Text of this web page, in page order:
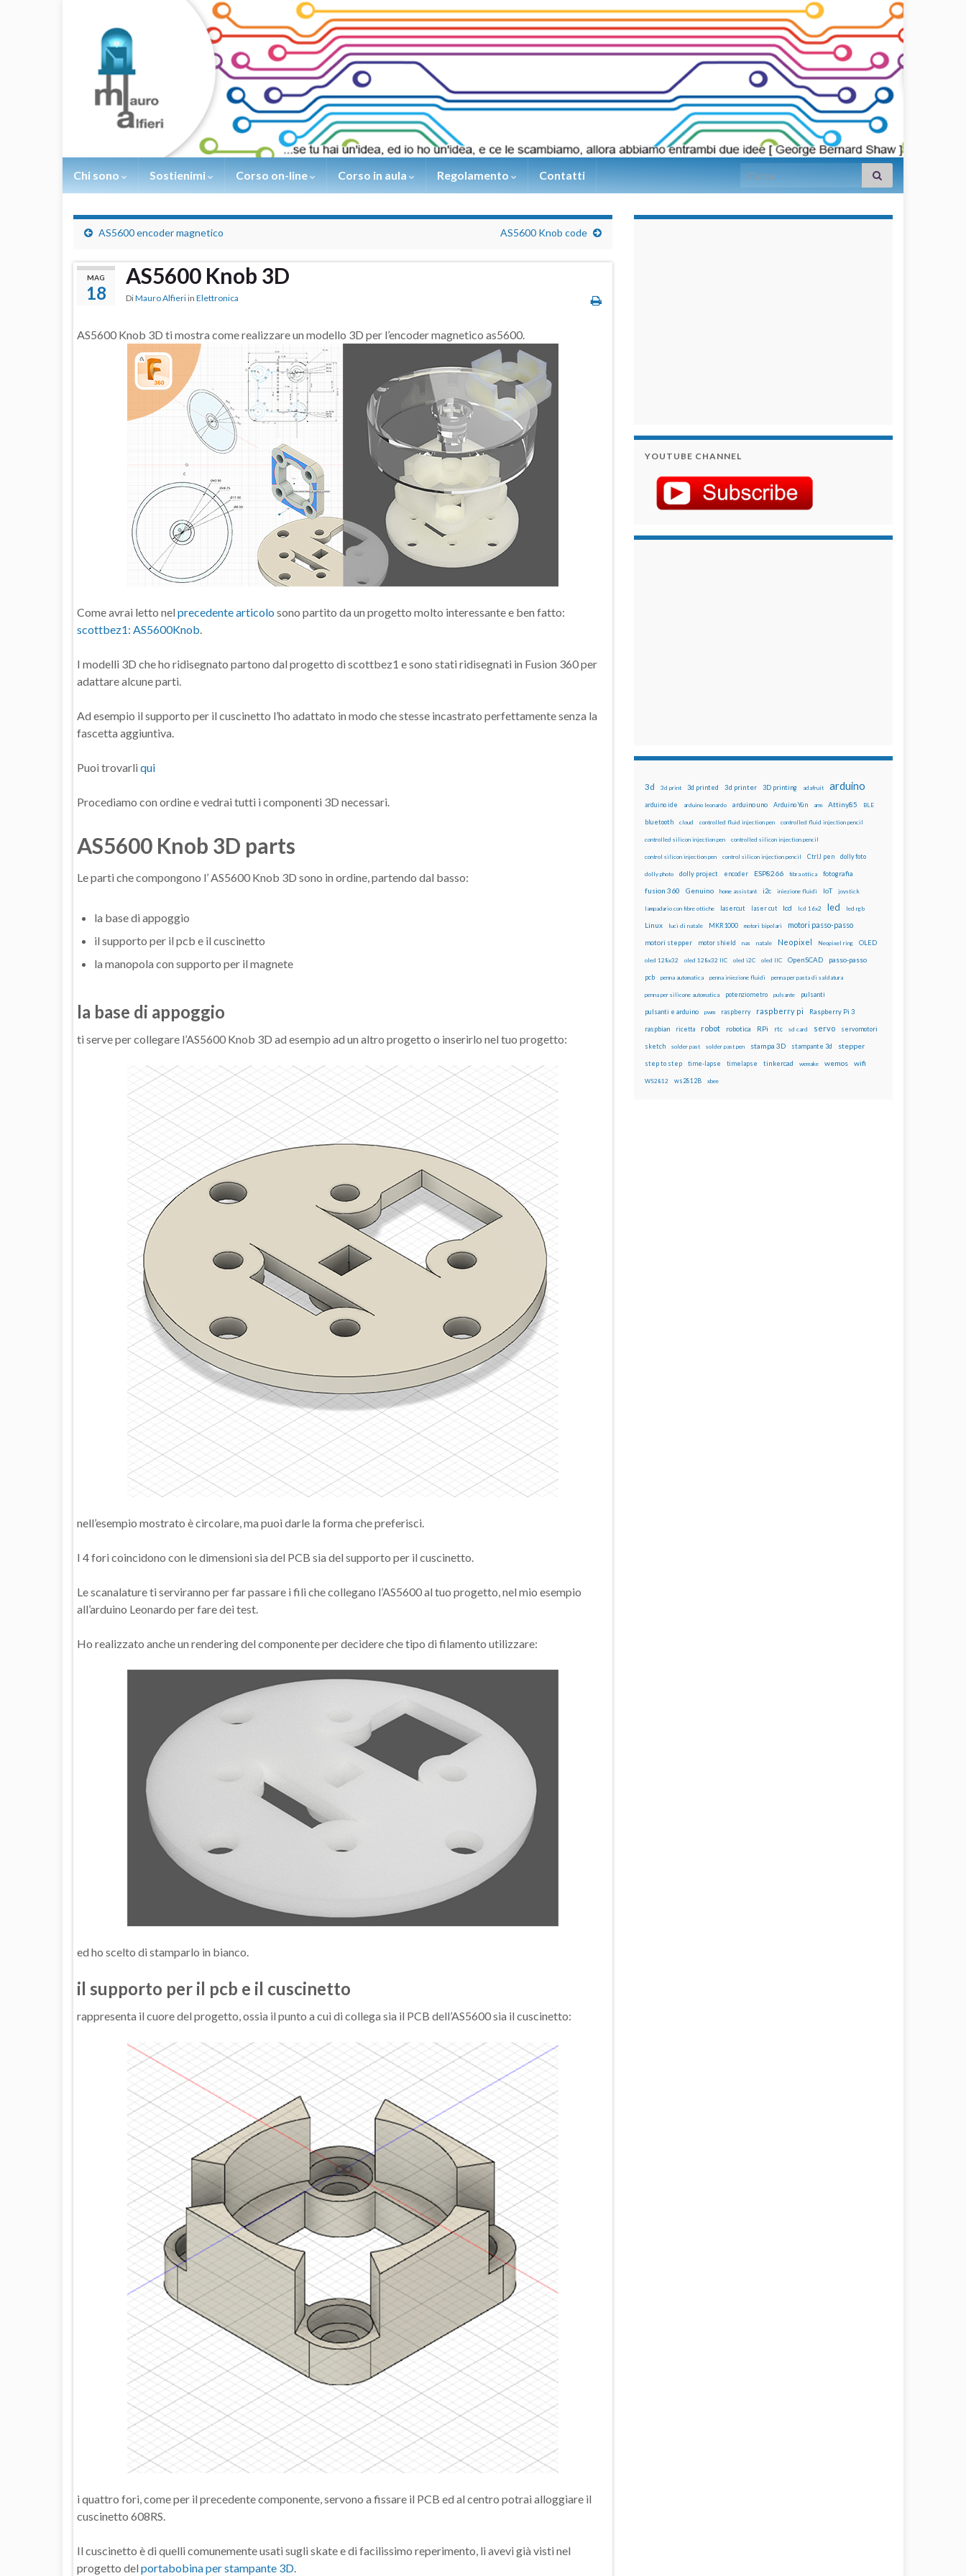
Chi sono Sostienimi Corso on-line Corso in aula Regolamento Contatti Search for:
AS5600 encoder magnetico AS5600 Knob code
MAG
18
AS5600 Knob 3D
DiMauro Alfieri in Elettronica
AS5600 Knob 3D ti mostra come realizzare un modello 3D per l’encoder magnetico as5600.
Come avrai letto nel precedente articolo sono partito da un progetto molto interessante e ben fatto:
scottbez1: AS5600Knob.
I modelli 3D che ho ridisegnato partono dal progetto di scottbez1 e sono stati ridisegnati in Fusion 360 per
adattare alcune parti.
Ad esempio il supporto per il cuscinetto l’ho adattato in modo che stesse incastrato perfettamente senza la
fascetta aggiuntiva.
Puoi trovarli qui
Procediamo con ordine e vedrai tutti i componenti 3D necessari.
AS5600 Knob 3D parts
Le parti che compongono l’ AS5600 Knob 3D sono in ordine, partendo dal basso:
la base di appoggio
il supporto per il pcb e il cuscinetto
la manopola con supporto per il magnete
la base di appoggio
ti serve per collegare l’AS5600 Knob 3D ad esempio ad un altro progetto o inserirlo nel tuo progetto:
nell’esempio mostrato è circolare, ma puoi darle la forma che preferisci.
I 4 fori coincidono con le dimensioni sia del PCB sia del supporto per il cuscinetto.
Le scanalature ti serviranno per far passare i fili che collegano l’AS5600 al tuo progetto, nel mio esempio
all’arduino Leonardo per fare dei test.
Ho realizzato anche un rendering del componente per decidere che tipo di filamento utilizzare:
ed ho scelto di stamparlo in bianco.
il supporto per il pcb e il cuscinetto
rappresenta il cuore del progetto, ossia il punto a cui di collega sia il PCB dell’AS5600 sia il cuscinetto:
i quattro fori, come per il precedente componente, servono a fissare il PCB ed al centro potrai alloggiare il
cuscinetto 608RS.
Il cuscinetto è di quelli comunemente usati sugli skate e di facilissimo reperimento, li avevi già visti nel
progetto del portabobina per stampante 3D.
YOUTUBE CHANNEL
3d 3d print 3d printed 3d printer 3D printing adafruit arduino
arduino ide arduino leonardo arduino uno Arduino Yún arm Attiny85 BLE
bluetooth cloud controlled fluid injection pen controlled fluid injection pencil
controlled silicon injection pen controlled silicon injection pencil
control silicon injection pen control silicon injection pencil CtrlJ pen dolly foto
dolly photo dolly project encoder ESP8266 fibra ottica fotografia
fusion 360 Genuino home assistant i2c iniezione fluidi IoT joystick
lampadario con fibre ottiche lasercut laser cut lcd lcd 16x2 led led rgb
Linux luci di natale MKR1000 motori bipolari motori passo-passo
motori stepper motor shield nas natale Neopixel Neopixel ring OLED
oled 128x32 oled 128x32 IIC oled i2C oled IIC OpenSCAD passo-passo
pcb penna automatica penna iniezione fluidi penna per pasta di saldatura
penna per silicone automatica potenziometro pulsante pulsanti
pulsanti e arduino pwm raspberry raspberry pi Raspberry Pi 3
raspbian ricetta robot robotica RPi rtc sd card servo servomotori
sketch solder past solder past pen stampa 3D stampante 3d stepper
step to step time-lapse timelapse tinkercad wemake wemos wifi
WS2812 ws2812B xbee